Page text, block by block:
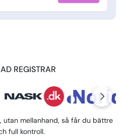
REGISTRAR
utan mellanhand, så får du bättre
full kontroll.